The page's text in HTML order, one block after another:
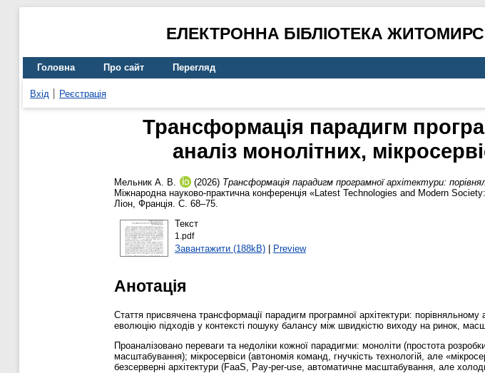
ЕЛЕКТРОННА БІБЛІОТЕКА
Головна Про сайт Перегляд
Вхід Реєстрація
Трансформація парадигм
аналіз монолітних,
Мельник А. В. (2026) Трансформація парадигм програмної архітектури:
Міжнародна науково-практична конференція «Latest Technologies and Modern
Ліон, Франція. С. 68–75.
Текст
1.pdf
Завантажити (188kB)| Preview
Анотація
Стаття присвячена трансформації парадигм програмної архітектури:
еволюцію підходів у контексті пошуку балансу між швидкістю виходу на ринок,
Проаналізовано переваги та недоліки кожної парадигми: моноліти (простота
масштабування); мікросервіси (автономія команд, гнучкість технологій, але
безсерверні архітектури (FaaS, Pay-per-use, автоматичне масштабування, але